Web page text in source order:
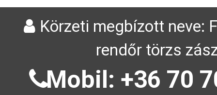
Körzeti megbízott neve:
rendőr törzs
Mobil: +36 70